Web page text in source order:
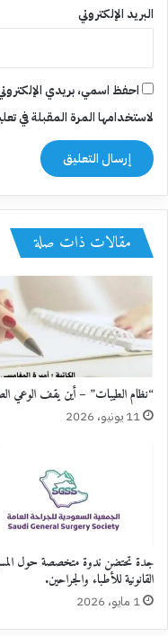
البريد الإلكتروني
احفظ اسمي، بريدي
لاستخدامها المرة المقبلة في
مقالات ذات صلة
“نظام الطيبات” – أين يقف الوعي
11 يونيو، 2026
جدة تحتضن ندوة متخصصة حول
القانونية للأطباء والجراحين.
1 مايو، 2026